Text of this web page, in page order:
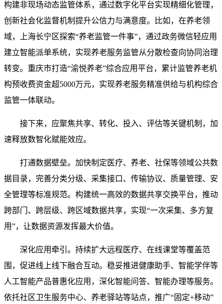
构建非现场动态监管体系，通过数字化平台实现精细化管理，
创新社会化监督机制提升公信力与满意度。比如，在养老领
域，上海长宁区探索“养老监管一件事”，通过政务微信轻应用
建立智能派单系统，实现养老服务监管从分散检查向协同治理
转变。重庆市打造“渝悦养老”综合应用平台，累计监管养老机
构预收费资金超5000万元，实现养老服务精准供给与机构综合
监管一体联动。
接下来，应聚焦共享、转化、投入、评估等关键机制，加
速释放数智化赋能效应。
打通数据壁垒。加快制定医疗、养老、社保等领域公共数
据目录，完善分类分级、采集接口、传输协议、质量管理、安
全管理等标准规范。构建统一高效的数据共享交换平台，推动
跨部门、跨层级、跨区域数据共享，实现“一次采集、多方复
用”，让数据资源发挥最大价值。
深化应用牵引。持续扩大远程医疗、在线课堂等覆盖范
围，促进线上线下融合互动。稳妥推进健康助手、智能学伴等
人工智能产品普惠化应用，深化智能问答、智能办理等服务。
依托社区卫生服务中心、养老驿站等站点，推广“固定+移动”